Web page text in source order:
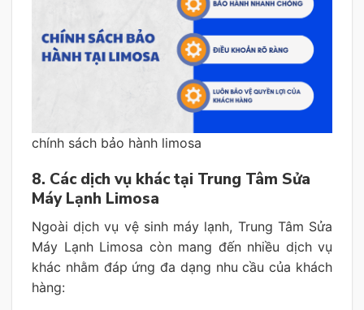
chính sách bảo hành limosa
8. Các dịch vụ khác tại Trung Tâm Sửa
Máy Lạnh Limosa
Ngoài dịch vụ vệ sinh máy lạnh, Trung Tâm Sửa
Máy Lạnh Limosa còn mang đến nhiều dịch vụ
khác nhằm đáp ứng đa dạng nhu cầu của khách
hàng: